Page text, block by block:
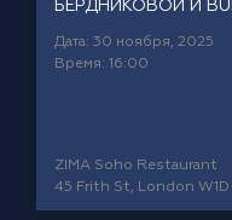
БЕРДНИКОВОЙ И
Дата: 30 ноября, 2025
Время: 16:00
ZIMA Soho Restaurant
45 Frith St, London W1D